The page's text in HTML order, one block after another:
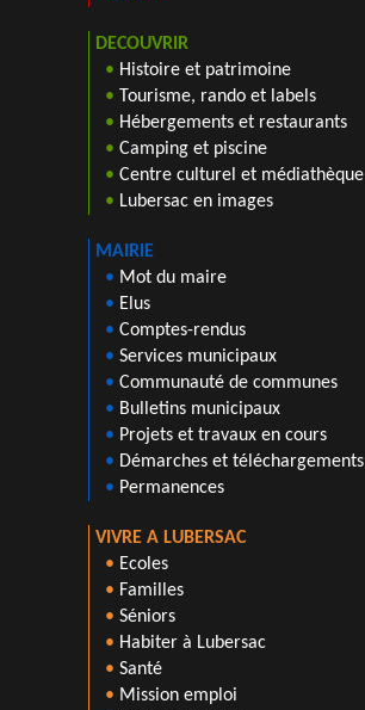
DECOUVRIR
• Histoire et patrimoine
• Tourisme, rando et labels
• Hébergements et restaurants
• Camping et piscine
• Centre culturel et médiathèque
• Lubersac en images
MAIRIE
• Mot du maire
• Elus
• Comptes-rendus
• Services municipaux
• Communauté de communes
• Bulletins municipaux
• Projets et travaux en cours
• Démarches et téléchargements
• Permanences
VIVRE A LUBERSAC
• Ecoles
• Familles
• Séniors
• Habiter à Lubersac
• Santé
• Mission emploi